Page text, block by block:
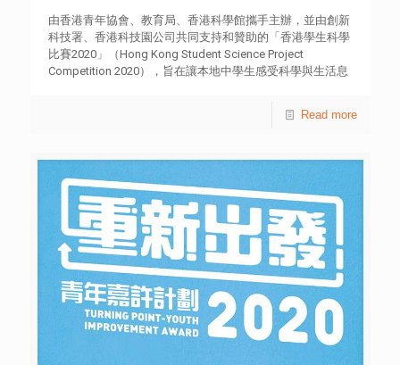
識，以減低吸食大麻或其他毒品的機會。 香港青年協會青
年違法防治中心 支援服務 網站 ：ycpc.hkfyg.org.hk 熱
線 ︰ 8100 9669 WhatsApp︰6131 2225 附件一 拒絕
大麻錦囊 附件二《青少年對大麻的認知及態度》調查結果
請教。不過，亦有為數不少的青少年處理失實資訊的能力薄
弱，他們甚少考慮失實資訊在社會上造成的負面影響，亦極
少主動向相關媒體檢舉，間接助長這些傳聞在社會廣泛流
傳，忽視傳播者的責任。 徐小曼指出，現今資訊之多令人
育上的角色尤其重要。她建議學校在新學年，著重教授事實
除及收回訊息，並作出檢舉。 青協全健思維中心獲優質教
育基金贊助推行「Project NET 新媒體素養提升計劃」，新
學年將為學校提供線上新媒體教育服務，包括學生線上課
程、網上互動劇場、教師線上培訓及網上媒體教學資源庫；
另推出媒體素養桌上教育遊戲「網絡寶庫」，適合高小至初
中學生的家庭使用。家長及子女透過遊戲，可體驗網絡的好
處及潛在危機，包括虛假訊息、網絡欺凌、抄襲創作等問
題，同時讓家長引導子女秉持慎思明辨、同理心及尊重原創
等觀念，即使在現實中面對網絡困擾時，亦能迅速覺察及作
出明智判斷。有興趣的家長可到媒體素養教育網
medialiteracy.hk登記，即可免費取得「網絡寶庫」桌遊一
由香港青年協會、教育局、香港科學館攜手主辦，並由創新
科技署、香港科技園公司共同支持和贊助的「香港學生科學
比賽2020」（Hong Kong Student Science Project
Competition 2020），旨在讓本地中學生感受科學與生活息
月16日網上順利舉行，並頒發多個獎項予表現出眾的隊伍，
軍，隊伍發明一塊能夠感受壓力、溫度等的人造皮膚希望幫
助義肢及觸覺受損人士，而初中組（研究項目）的冠軍由順
德聯誼總會翁祐中學隊伍的「廢紙不是無情物，化作春泥更
護花」贏得，隊伍研究出一種人工土壤用於耕種；高中組方
面，則分別由宣道會陳朱素華紀念中學代表發明的「AR 愛
心玩具識別學前讀寫障礙學童」，一個用來辨識讀寫障礙的
遊戲應用程式（發明品）和新加坡國際學校代表憑著「新型
藥物控釋系統：巧用碳酸鈣『微粒』」（研究項目），研究
令口服藥物更易吸收，脫穎而出成為今屆冠軍。 今屆比賽
收到超過200支隊伍報名，當中89支隊伍於初賽向評判展示
Read more